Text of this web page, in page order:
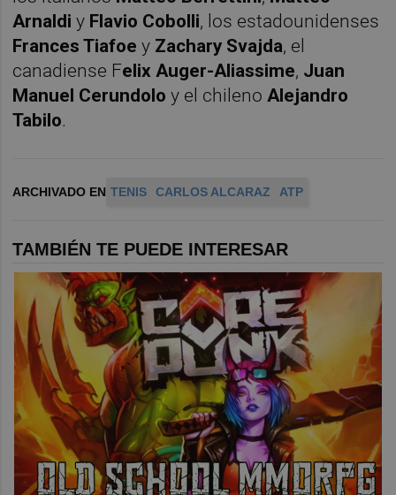
Arnaldiy Flavio Cobolli, los estadounidenses
Frances Tiafoe y Zachary Svajda, el
canadiense Felix Auger-Aliassime, Juan
Manuel Cerundolo y el chilenoAlejandro
Tabilo.
ARCHIVADO EN TENIS CARLOS ALCARAZ ATP
TAMBIÉN TE PUEDE INTERESAR